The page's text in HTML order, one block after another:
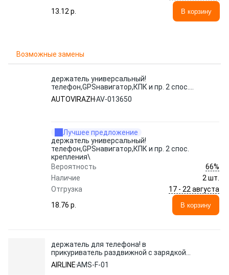
13.12 p.
В корзину
Возможные замены
держатель универсальный!
телефон,GPSнавигатор,КПК и пр. 2 спос.
крепления\
AUTOVIRAZH AV-013650
Лучшее предложение
держатель универсальный!
телефон,GPSнавигатор,КПК и пр. 2 спос.
крепления\
Вероятность
66%
Наличие
2 шт.
Отгрузка
17 - 22 августа
18.76 p.
В корзину
держатель для телефона! в
прикуриватель раздвижной с зарядкой
USB\
AIRLINEAMS-F-01